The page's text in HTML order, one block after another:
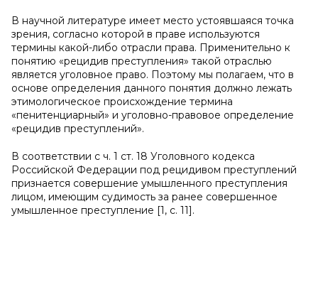
В научной литературе имеет место устоявшаяся точка
зрения, согласно которой в праве используются
термины какой-либо отрасли права. Применительно к
понятию «рецидив преступления» такой отраслью
является уголовное право. Поэтому мы полагаем, что в
основе определения данного понятия должно лежать
этимологическое происхождение термина
«пенитенциарный» и уголовно-правовое определение
«рецидив преступлений».
В соответствии с ч. 1 ст. 18 Уголовного кодекса
Российской Федерации под рецидивом преступлений
признается совершение умышленного преступления
лицом, имеющим судимость за ранее совершенное
умышленное преступление [1, с. 11].